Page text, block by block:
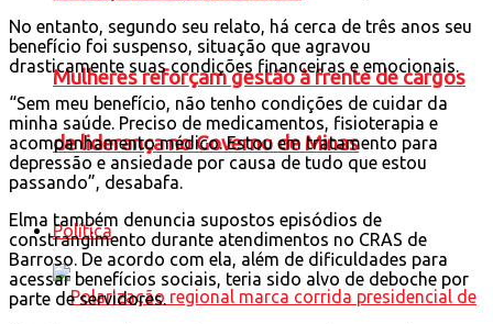
Mulheres reforçam gestão à frente de cargos
de liderança no Governo de Minas
Política
No entanto, segundo seu relato, há cerca de três anos seu
benefício foi suspenso, situação que agravou
drasticamente suas condições financeiras e emocionais.
“Sem meu benefício, não tenho condições de cuidar da
minha saúde. Preciso de medicamentos, fisioterapia e
acompanhamento médico. Estou em tratamento para
depressão e ansiedade por causa de tudo que estou
passando”, desabafa.
Elma também denuncia supostos episódios de
constrangimento durante atendimentos no CRAS de
Barroso. De acordo com ela, além de dificuldades para
acessar benefícios sociais, teria sido alvo de deboche por
parte de servidores.